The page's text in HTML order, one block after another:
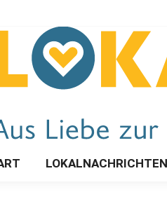
LOKALNACHRICHTEN